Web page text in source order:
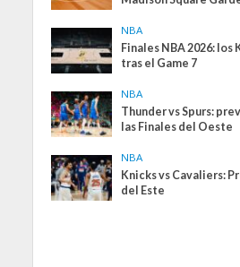
NBA
Finales NBA 2026: los
tras el Game 7
NBA
Thunder vs Spurs:
las Finales del Oeste
NBA
Knicks vs Cavaliers:
del Este